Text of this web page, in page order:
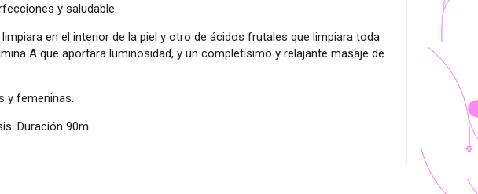
y saludable.
en el interior de la piel y otro de ácidos frutales que limpiara toda
A que aportara luminosidad, y un completísimo y relajante masaje de
y femeninas.
Duración 90m.